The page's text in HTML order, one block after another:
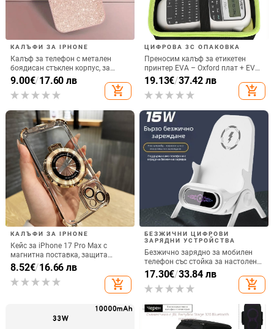
КАЛЪФИ ЗА IPHONE
Калъф за телефон с метален
боядисан стъклен корпус, за
iPhone 11–14 Pro Max,
охлаждане, модел YK263
9.00€/17.60 лв
add_shopping_cart
ЦИФРОВА 3C ОПАКОВКА
Преносим калъф за етикетен
принтер EVA – Oxford плат + EVA,
горещо пресовано EVA и шиене,
товароподемност 10 кг
19.13€/37.42 лв
add_shopping_cart
КАЛЪФИ ЗА IPHONE
Кейс за iPhone 17 Pro Max с
магнитна поставка, защита
срещу изпускане на четирите
ъгъла, акрилен корпус с
електроплатиран финиш
8.52€/16.66 лв
add_shopping_cart
БЕЗЖИЧНИ ЦИФРОВИ
ЗАРЯДНИ УСТРОЙСТВА
Безжично зарядно за мобилен
телефон със стойка за настолен
монтаж за хоризонтално или
вертикално ползване, QC3.0, 2 A,
15 W, Бързо зареждане
17.30€/33.84 лв
add_shopping_cart